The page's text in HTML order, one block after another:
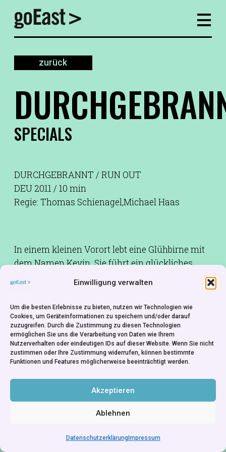
Einwilligung verwalten
Um die besten Erlebnisse zu bieten, nutzen wir Technologien wie
Cookies, um Geräteinformationen zu speichern und/oder darauf
zuzugreifen. Durch die Zustimmung zu diesen Technologien
ermöglichen Sie uns die Verarbeitung von Daten wie Ihrem
Nutzerverhalten oder eindeutigen IDs auf dieser Website. Wenn Sie nicht
zustimmen oder Ihre Zustimmung widerrufen, können bestimmte
Funktionen und Features möglicherweise beeinträchtigt werden.
Akzeptieren
Ablehnen
DatenschutzerklärungImpressum
zurück
SPECIALS
DURCHGEBRANNT / RUN OUT
DEU 2011 / 10 min
Regie: Thomas Schienagel,Michael Haas
In einem kleinen Vorort lebt eine Glühbirne mit
dem Namen Kevin. Sie führt ein glückliches
Leben und hin und wieder wird sie von der
Motte Frank besucht. Als jedoch die Glühbirnen
durch Energiesparlampen ersetzt werden sollen,
muss Kevin fliehen.